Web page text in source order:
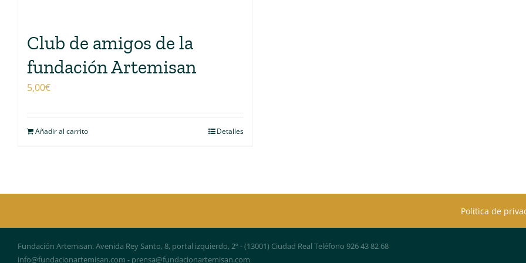
Club de amigos de la
fundación Artemisan
5,00€
Añadir al carrito Detalles
Política de
Fundación Artemisan. Avenida Rey Santo, 8, portal izquierdo, 2º - (13001) Ciudad Real Teléfono 926 43 82 68
info@fundacionartemisan.com - prensa@fundacionartemisan.com